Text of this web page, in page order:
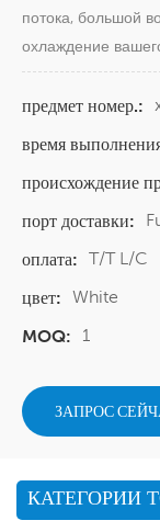
потока, большой
охлаждение
предмет номер.:
время
происхождение
порт доставки:
оплата: T/T L/C
цвет: White
MOQ:
1
ЗАПРОС
КАТЕГОРИИ